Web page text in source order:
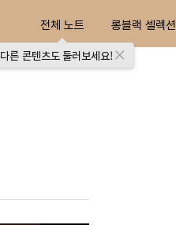
전체 노트
다른 콘텐츠도 둘러보세요!
롱블랙 셀렉션